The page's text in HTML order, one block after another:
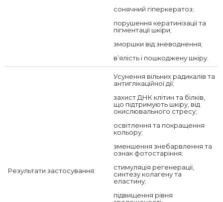
сонячний гіперкератоз;
порушення кератинізації та
пігментації шкіри;
зморшки від зневоднення;
в’ялість і пошкоджену шкіру.
Результати застосування:
Усунення вільних радикалів та
антиглікаційної дії;
захист ДНК клітин та білків,
що підтримують шкіру, від
окислювального стресу;
освітлення та покращення
кольору;
зменшення знебарвлення та
ознак фотостаріння;
стимуляція регенерації,
синтезу колагену та
еластину;
підвищення рівня